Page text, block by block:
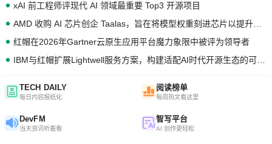
xAI 前工程师评现代 AI 领域最重要 Top3 开源项目
红帽在2026年Gartner云原生应用平台魔力象限中被评为领导者
TECH DAILY
每日内容报纸化
阅读榜单
每周热文看这里
DevFM
当天资讯听着看
智写平台
AI 创作更轻松